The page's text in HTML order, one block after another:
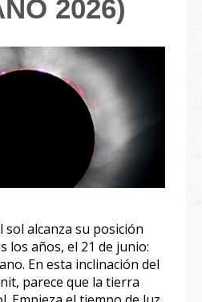
2026)
sol alcanza su posición
los años, el 21 de junio:
En esta inclinación del
parece que la tierra